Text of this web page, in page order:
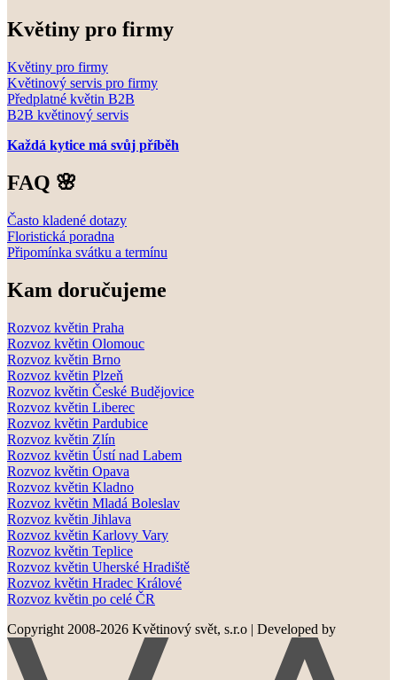
Květiny pro firmy
Květiny pro firmy
Květinový servis pro firmy
Předplatné květin B2B
B2B květinový servis
Každá kytice má svůj příběh
FAQ 🌸
Často kladené dotazy
Floristická poradna
Připomínka svátku a termínu
Kam doručujeme
Rozvoz květin Praha
Rozvoz květin Olomouc
Rozvoz květin Brno
Rozvoz květin Plzeň
Rozvoz květin České Budějovice
Rozvoz květin Liberec
Rozvoz květin Pardubice
Rozvoz květin Zlín
Rozvoz květin Ústí nad Labem
Rozvoz květin Opava
Rozvoz květin Kladno
Rozvoz květin Mladá Boleslav
Rozvoz květin Jihlava
Rozvoz květin Karlovy Vary
Rozvoz květin Teplice
Rozvoz květin Uherské Hradiště
Rozvoz květin Hradec Králové
Rozvoz květin po celé ČR
Copyright 2008-2026 Květinový svět, s.r.o | Developed by